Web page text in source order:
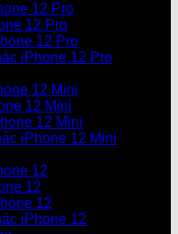
12 Pro
12 Pro
12 Pro
iPhone 12 Pro
12 Mini
12 Mini
12 Mini
iPhone 12 Mini
12
12
12
iPhone 12